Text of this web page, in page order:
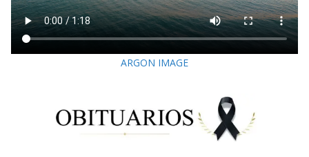
ARGON IMAGE